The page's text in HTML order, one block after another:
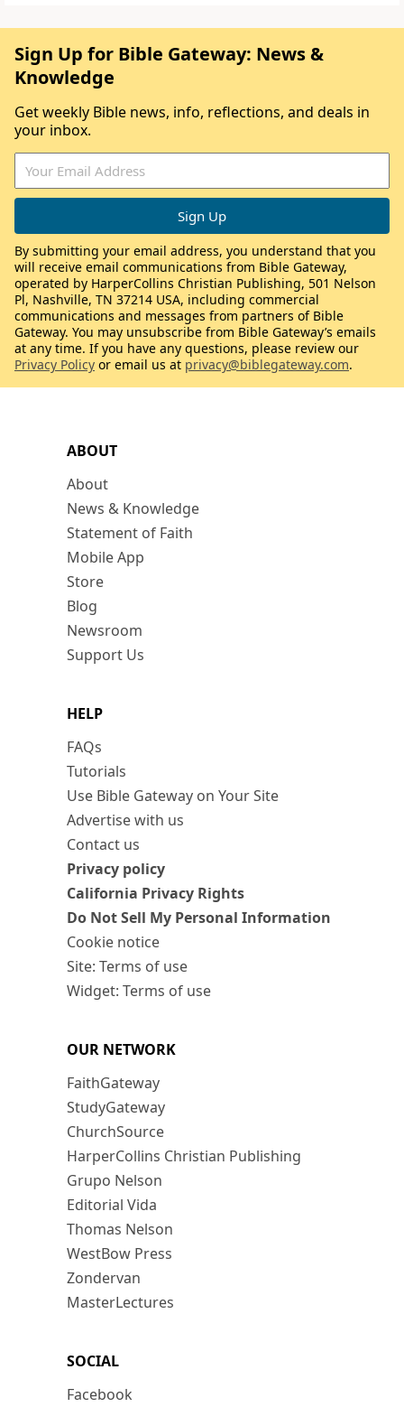
ABOUT
About
News & Knowledge
Statement of Faith
Mobile App
Store
Blog
Newsroom
Support Us
HELP
FAQs
Tutorials
Use Bible Gateway on Your Site
Advertise with us
Contact us
Privacy policy
California Privacy Rights
Do Not Sell My Personal Information
Cookie notice
Site: Terms of use
Widget: Terms of use
OUR NETWORK
FaithGateway
StudyGateway
ChurchSource
HarperCollins Christian Publishing
Grupo Nelson
Editorial Vida
Thomas Nelson
WestBow Press
Zondervan
MasterLectures
SOCIAL
Facebook
Sign Up for Bible Gateway: News &
Knowledge
Get weekly Bible news, info, reflections, and deals in
your inbox.
By submitting your email address, you understand that you
will receive email communications from Bible Gateway,
operated by HarperCollins Christian Publishing, 501 Nelson
Pl, Nashville, TN 37214 USA, including commercial
communications and messages from partners of Bible
Gateway. You may unsubscribe from Bible Gateway’s emails
at any time. If you have any questions, please review our
Privacy Policy or email us at privacy@biblegateway.com.